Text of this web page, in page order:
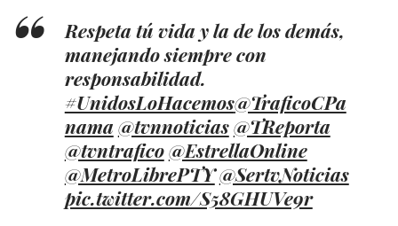
Respeta tú vida y la de los demás,
manejando siempre con
responsabilidad.
#UnidosLoHacemos@TraficoCPa
nama @tvnnoticias@TReporta
@tvntrafico@EstrellaOnline
@MetroLibrePTY@SertvNoticias
pic.twitter.com/S58GHUVe9r